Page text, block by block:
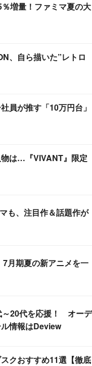
増量！ファミマ夏の大
、自ら描いた”レトロ
員が推す「10万円台」
は…『VIVANT』限定
も、注目作＆話題作が
7月期夏の新アニメを一
～20代を応援！ オーデ
情報はDeview
クおすすめ11選【徹底